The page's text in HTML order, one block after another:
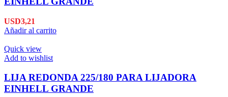
USD3,21
Añadir al carrito
Quick view
Add to wishlist
LIJA REDONDA 225/180 PARA LIJADORA
EINHELL GRANDE